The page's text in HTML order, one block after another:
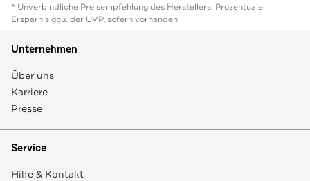
* Unverbindliche Preisempfehlung des Herstellers. Prozentuale
Ersparnis ggü. der UVP, sofern vorhanden
Unternehmen
Über uns
Karriere
Presse
Service
Hilfe & Kontakt